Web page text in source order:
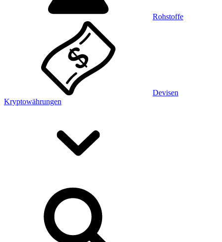
Rohstoffe
Devisen
Kryptowährungen